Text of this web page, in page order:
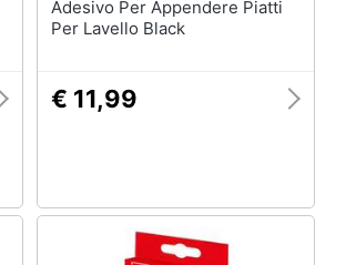
Adesivo Per Appendere Piatti
Per Lavello Black
€ 11,99